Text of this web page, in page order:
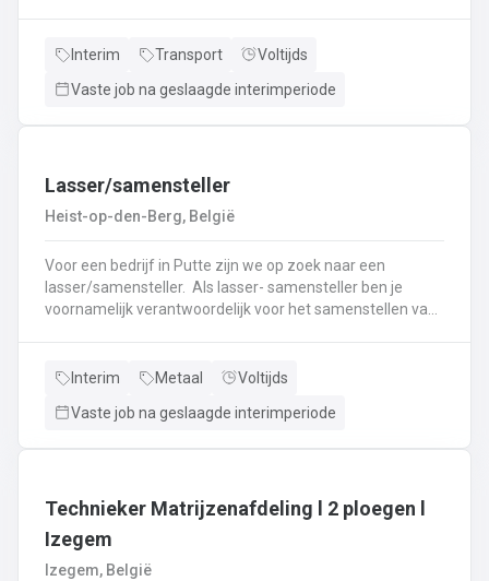
vloeistoffen.Laden en lossen volgens de voorgeschreven
documenten.Naleven van rij- en rusttijden en ADR-
Interim Transport
Voltijds
Vaste job na geslaagde interimperiode
Lasser/samensteller
Heist-op-den-Berg, België
Voor een bedrijf in Putte zijn we op zoek naar een
lasser/samensteller. Als lasser- samensteller ben je
voornamelijk verantwoordelijk voor het samenstellen van
het realiseren van onze projecten.Je werkt samen met
dagelijkse leiding van Atelierverantwoordelijke.
Interim Metaal
Voltijds
Vaste job na geslaagde interimperiode
Technieker Matrijzenafdeling l 2 ploegen l
Izegem
Izegem, België